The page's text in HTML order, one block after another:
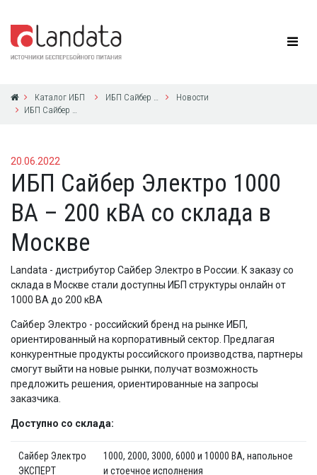
Каталог ИБП ИБП Сайбер Электро
Новости
ИБП Сайбер Электро 1000 ВА – 200 кВА со склада в Москве
20.06.2022
ИБП Сайбер Электро 1000
ВА – 200 кВА со склада в
Москве
Landata - дистрибутор Сайбер Электро в России. К заказу со
склада в Москве стали доступны ИБП структуры онлайн от
1000 ВА до 200 кВА
Сайбер Электро - российский бренд на рынке ИБП,
ориентированный на корпоративный сектор. Предлагая
конкурентные продукты российского производства, партнеры
смогут выйти на новые рынки, получат возможность
предложить решения, ориентированные на запросы
заказчика.
Доступно со склада:
Сайбер Электро
ЭКСПЕРТ
1000, 2000, 3000, 6000 и 10000 ВА, напольное
и стоечное исполнения